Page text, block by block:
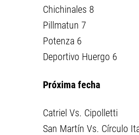
Chichinales 8
Pillmatun 7
Potenza 6
Deportivo Huergo 6
Próxima fecha
Catriel Vs. Cipolletti
San Martín Vs. Círculo